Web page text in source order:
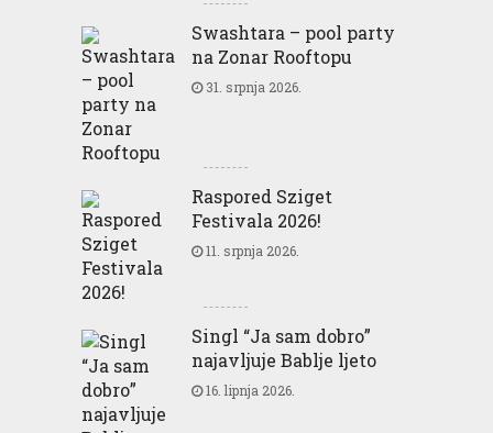
Swashtara – pool party
na Zonar Rooftopu
31. srpnja 2026.
Raspored Sziget
Festivala 2026!
11. srpnja 2026.
Singl “Ja sam dobro”
najavljuje Bablje ljeto
16. lipnja 2026.